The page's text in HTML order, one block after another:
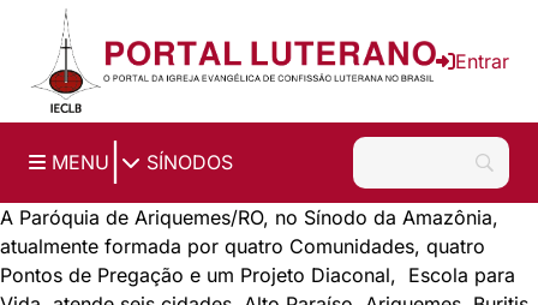
Ir para o conteúdo principal
Entrar
MENU SÍNODOS
A Paróquia de Ariquemes/RO, no Sínodo da Amazônia,
atualmente formada por quatro Comunidades, quatro
Pontos de Pregação e um Projeto Diaconal, Escola para